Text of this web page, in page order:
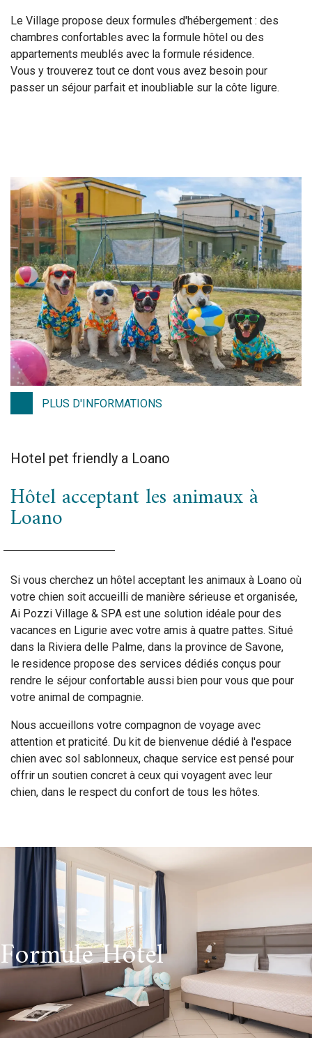
Le Village propose deux formules d'hébergement : des
chambres confortables avec la formule hôtel ou des
appartements meublés avec la formule résidence.
Vous y trouverez tout ce dont vous avez besoin pour
passer un séjour parfait et inoubliable sur la côte ligure.
PLUS D'INFORMATIONS
Hotel pet friendly a Loano
Hôtel acceptant les animaux à
Loano
Si vous cherchez un hôtel acceptant les animaux à Loano où
votre chien soit accueilli de manière sérieuse et organisée,
Ai Pozzi Village & SPA est une solution idéale pour des
vacances en Ligurie avec votre amis à quatre pattes. Situé
dans la Riviera delle Palme, dans la province de Savone,
le residence propose des services dédiés conçus pour
rendre le séjour confortable aussi bien pour vous que pour
votre animal de compagnie.
Nous accueillons votre compagnon de voyage avec
attention et praticité. Du kit de bienvenue dédié à l'espace
chien avec sol sablonneux, chaque service est pensé pour
offrir un soutien concret à ceux qui voyagent avec leur
chien, dans le respect du confort de tous les hôtes.
Formule Hôtel